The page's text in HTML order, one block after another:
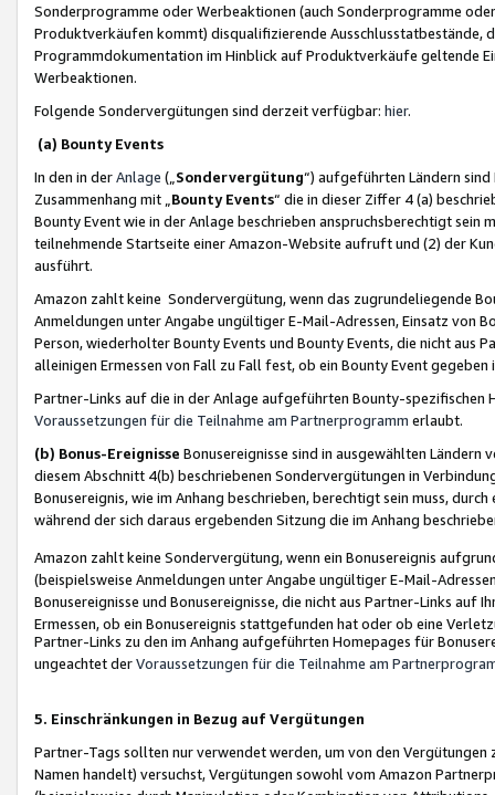
Sonderprogramme oder Werbeaktionen (auch Sonderprogramme
Produktverkäufen kommt) disqualifizierende Ausschlusstatbestände,
Programmdokumentation im Hinblick auf Produktverkäufe geltende
Werbeaktionen.
Folgende Sondervergütungen sind derzeit verfügbar: hier.
(a) Bounty Events
In den in derAnlage („ Sondervergütung“) aufgeführten Ländern
Zusammenhang mit „ Bounty Events“ die in dieser Ziffer 4 (a)
Bounty Event wie in der Anlage beschrieben anspruchsberechtigt sein
teilnehmende Startseite einer Amazon-Website aufruft und (2) der
ausführt.
Amazon zahlt keine Sondervergütung, wenn das zugrundeliegende
Anmeldungen unter Angabe ungültiger E-Mail-Adressen, Einsatz von
Person, wiederholter Bounty Events und Bounty Events, die nicht
alleinigen Ermessen von Fall zu Fall fest, ob ein Bounty Event
Partner-Links auf die in der Anlage aufgeführten Bounty-spezifischen
Voraussetzungen für die Teilnahme am Partnerprogramm erlaubt.
(b) Bonus-Ereignisse Bonusereignisse sind in ausgewählten Ländern
diesem Abschnitt 4(b) beschriebenen Sondervergütungen in
Bonusereignis, wie im Anhang beschrieben, berechtigt sein muss,
während der sich daraus ergebenden Sitzung die im Anhang
Amazon zahlt keine Sondervergütung, wenn ein Bonusereignis
(beispielsweise Anmeldungen unter Angabe ungültiger E-Mail-
Bonusereignisse und Bonusereignisse, die nicht aus Partner-Links auf
Ermessen, ob ein Bonusereignis stattgefunden hat oder ob eine
Partner-Links zu den im Anhang aufgeführten Homepages für
ungeachtet derVoraussetzungen für die Teilnahme am
5. Einschränkungen in Bezug auf Vergütungen
Partner-Tags sollten nur verwendet werden, um von den
Namen handelt) versuchst, Vergütungen sowohl vom Amazon